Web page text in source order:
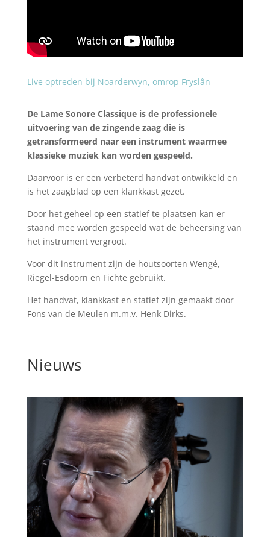
Live optreden bij Noarderwyn, omrop Fryslân
De Lame Sonore Classique is de professionele
uitvoering van de zingende zaag die is
getransformeerd naar een instrument waarmee
klassieke muziek kan worden gespeeld.
Daarvoor is er een verbeterd handvat ontwikkeld en
is het zaagblad op een klankkast gezet.
Door het geheel op een statief te plaatsen kan er
staand mee worden gespeeld wat de beheersing van
het instrument vergroot.
Voor dit instrument zijn de houtsoorten Wengé,
Riegel-Esdoorn en Fichte gebruikt.
Het handvat, klankkast en statief zijn gemaakt door
Fons van de Meulen m.m.v. Henk Dirks.
Nieuws